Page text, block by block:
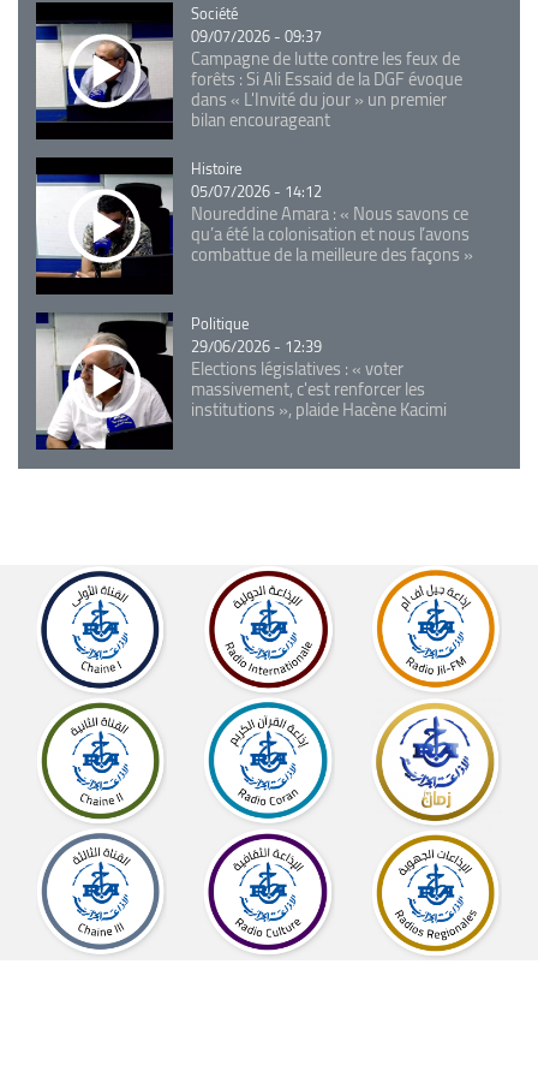
Catégorie
Société
09/07/2026 - 09:37
Campagne de lutte contre les feux de
forêts : Si Ali Essaid de la DGF évoque
dans « L'Invité du jour » un premier
bilan encourageant
Catégorie
Histoire
05/07/2026 - 14:12
Noureddine Amara : « Nous savons ce
qu’a été la colonisation et nous l’avons
combattue de la meilleure des façons »
Catégorie
Politique
29/06/2026 - 12:39
Elections législatives : « voter
massivement, c'est renforcer les
institutions », plaide Hacène Kacimi